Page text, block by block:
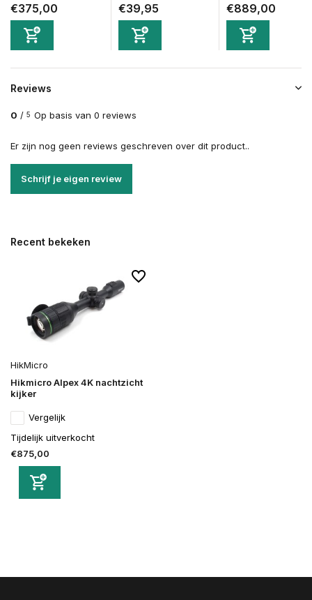
€375,00
€39,95
€889,00
Reviews
0 / 5 Op basis van 0 reviews
Er zijn nog geen reviews geschreven over dit product..
Schrijf je eigen review
Recent bekeken
HikMicro
Hikmicro Alpex 4K nachtzicht
kijker
Vergelijk
Tijdelijk uitverkocht
€875,00